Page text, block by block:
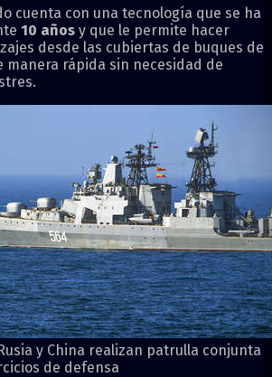
cuenta con una tecnología que se ha
10 años y que le permite hacer
desde las cubiertas de buques de
manera rápida sin necesidad de
y China realizan patrulla conjunta
de defensa